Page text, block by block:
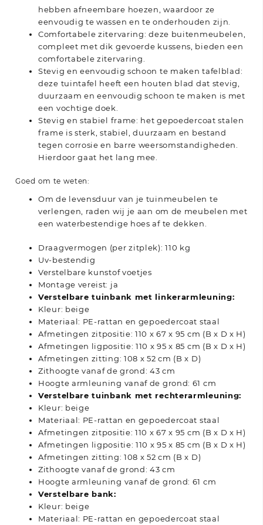
hebben afneembare hoezen, waardoor ze
eenvoudig te wassen en te onderhouden zijn.
Comfortabele zitervaring: deze buitenmeubelen,
compleet met dik gevoerde kussens, bieden een
comfortabele zitervaring.
Stevig en eenvoudig schoon te maken tafelblad:
deze tuintafel heeft een houten blad dat stevig,
duurzaam en eenvoudig schoon te maken is met
een vochtige doek.
Stevig en stabiel frame: het gepoedercoat stalen
frame is sterk, stabiel, duurzaam en bestand
tegen corrosie en barre weersomstandigheden.
Hierdoor gaat het lang mee.
Goed om te weten:
Om de levensduur van je tuinmeubelen te
verlengen, raden wij je aan om de meubelen met
een waterbestendige hoes af te dekken.
Draagvermogen (per zitplek): 110 kg
Uv-bestendig
Verstelbare kunstof voetjes
Montage vereist: ja
Verstelbare tuinbank met linkerarmleuning:
Kleur: beige
Materiaal: PE-rattan en gepoedercoat staal
Afmetingen zitpositie: 110 x 67 x 95 cm (B x D x H)
Afmetingen ligpositie: 110 x 95 x 85 cm (B x D x H)
Afmetingen zitting: 108 x 52 cm (B x D)
Zithoogte vanaf de grond: 43 cm
Hoogte armleuning vanaf de grond: 61 cm
Verstelbare tuinbank met rechterarmleuning:
Kleur: beige
Materiaal: PE-rattan en gepoedercoat staal
Afmetingen zitpositie: 110 x 67 x 95 cm (B x D x H)
Afmetingen ligpositie: 110 x 95 x 85 cm (B x D x H)
Afmetingen zitting: 108 x 52 cm (B x D)
Zithoogte vanaf de grond: 43 cm
Hoogte armleuning vanaf de grond: 61 cm
Verstelbare bank:
Kleur: beige
Materiaal: PE-rattan en gepoedercoat staal